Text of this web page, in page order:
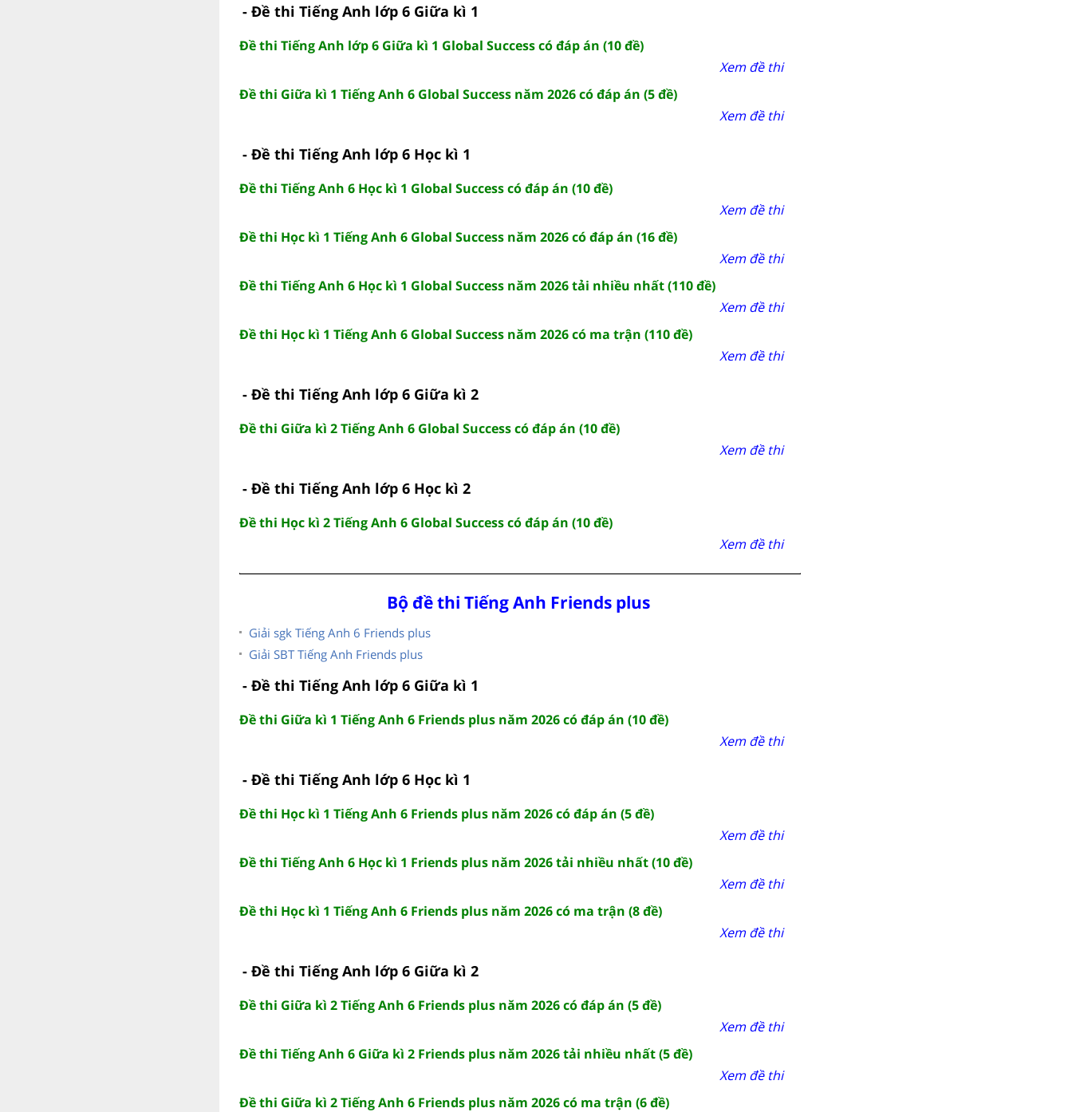
- Đề thi Tiếng Anh lớp 6 Giữa kì 1
Đề thi Tiếng Anh lớp 6 Giữa kì 1 Global Success có đáp án (10 đề)
Xem đề thi
Đề thi Giữa kì 1 Tiếng Anh 6 Global Success năm 2026 có đáp án (5 đề)
Xem đề thi
- Đề thi Tiếng Anh lớp 6 Học kì 1
Đề thi Tiếng Anh 6 Học kì 1 Global Success có đáp án (10 đề)
Xem đề thi
Đề thi Học kì 1 Tiếng Anh 6 Global Success năm 2026 có đáp án (16 đề)
Xem đề thi
Đề thi Tiếng Anh 6 Học kì 1 Global Success năm 2026 tải nhiều nhất (110 đề)
Xem đề thi
Đề thi Học kì 1 Tiếng Anh 6 Global Success năm 2026 có ma trận (110 đề)
Xem đề thi
- Đề thi Tiếng Anh lớp 6 Giữa kì 2
Đề thi Giữa kì 2 Tiếng Anh 6 Global Success có đáp án (10 đề)
Xem đề thi
- Đề thi Tiếng Anh lớp 6 Học kì 2
Đề thi Học kì 2 Tiếng Anh 6 Global Success có đáp án (10 đề)
Xem đề thi
Bộ đề thi Tiếng Anh Friends plus
Giải sgk Tiếng Anh 6 Friends plus
Giải SBT Tiếng Anh Friends plus
- Đề thi Tiếng Anh lớp 6 Giữa kì 1
Đề thi Giữa kì 1 Tiếng Anh 6 Friends plus năm 2026 có đáp án (10 đề)
Xem đề thi
- Đề thi Tiếng Anh lớp 6 Học kì 1
Đề thi Học kì 1 Tiếng Anh 6 Friends plus năm 2026 có đáp án (5 đề)
Xem đề thi
Đề thi Tiếng Anh 6 Học kì 1 Friends plus năm 2026 tải nhiều nhất (10 đề)
Xem đề thi
Đề thi Học kì 1 Tiếng Anh 6 Friends plus năm 2026 có ma trận (8 đề)
Xem đề thi
- Đề thi Tiếng Anh lớp 6 Giữa kì 2
Đề thi Giữa kì 2 Tiếng Anh 6 Friends plus năm 2026 có đáp án (5 đề)
Xem đề thi
Đề thi Tiếng Anh 6 Giữa kì 2 Friends plus năm 2026 tải nhiều nhất (5 đề)
Xem đề thi
Đề thi Giữa kì 2 Tiếng Anh 6 Friends plus năm 2026 có ma trận (6 đề)